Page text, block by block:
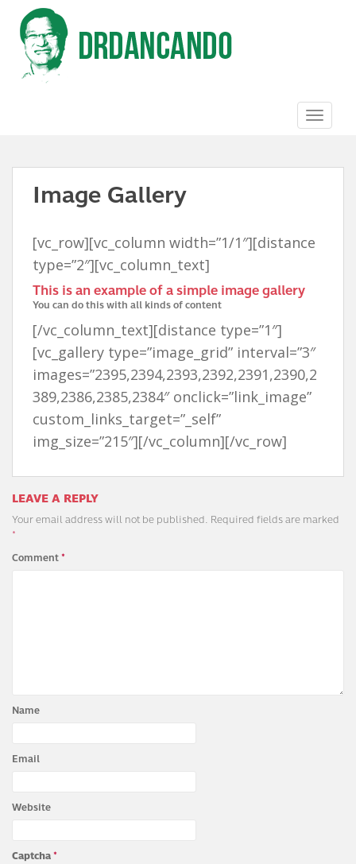
Image Gallery
[vc_row][vc_column width=”1/1″][distance
type=”2″][vc_column_text]
This is an example of a simple image gallery
You can do this with all kinds of content
[/vc_column_text][distance type=”1″]
[vc_gallery type=”image_grid” interval=”3″
images=”2395,2394,2393,2392,2391,2390,2
389,2386,2385,2384″ onclick=”link_image”
custom_links_target=”_self”
img_size=”215″][/vc_column][/vc_row]
LEAVE A REPLY
Your email address will not be published. Required fields are marked
*
Comment*
Name
Email
Website
Captcha*